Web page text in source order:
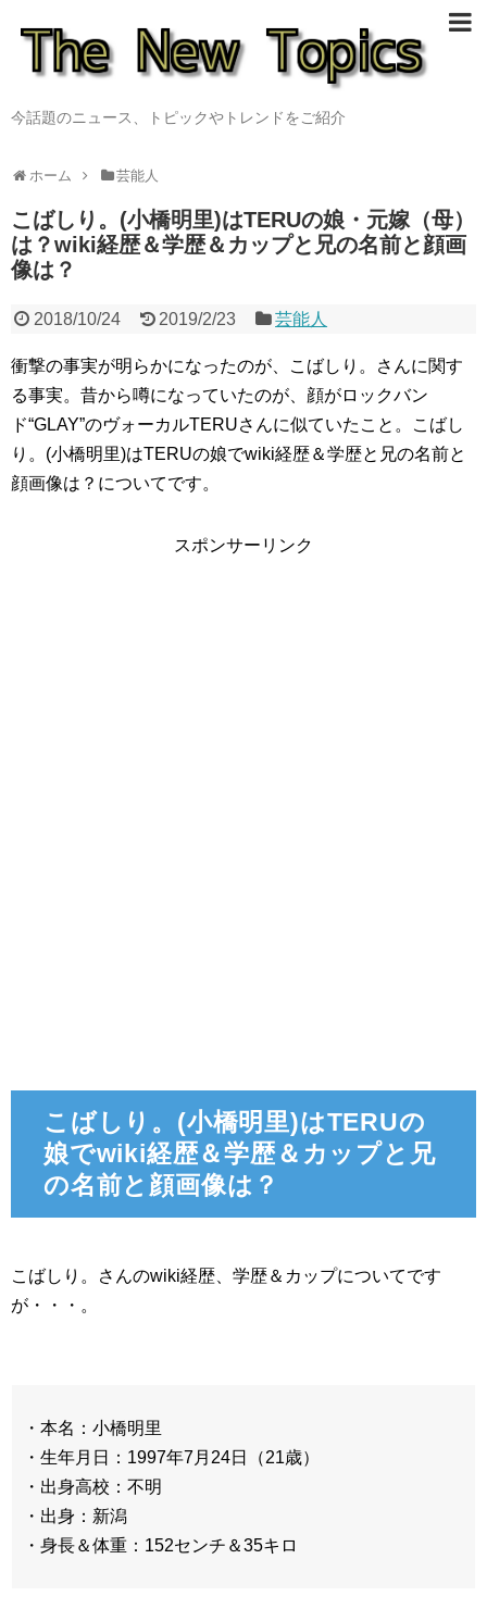
今話題のニュース、トピックやトレンドをご紹介
ホーム 芸能人
こばしり。(小橋明里)はTERUの娘・元嫁（母）
は？wiki経歴＆学歴＆カップと兄の名前と顔画
像は？
2018/10/24 2019/2/23 芸能人
衝撃の事実が明らかになったのが、こばしり。さんに関す
る事実。昔から噂になっていたのが、顔がロックバン
ド“GLAY”のヴォーカルTERUさんに似ていたこと。こばし
り。(小橋明里)はTERUの娘でwiki経歴＆学歴と兄の名前と
顔画像は？についてです。
スポンサーリンク
こばしり。(小橋明里)はTERUの
娘でwiki経歴＆学歴＆カップと兄
の名前と顔画像は？
こばしり。さんのwiki経歴、学歴＆カップについてです
が・・・。
・本名：小橋明里
・生年月日：1997年7月24日（21歳）
・出身高校：不明
・出身：新潟
・身長＆体重：152センチ＆35キロ